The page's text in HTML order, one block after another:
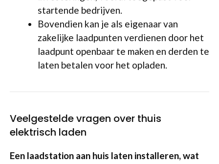
startende bedrijven.
Bovendien kan je als eigenaar van
zakelijke laadpunten verdienen door het
laadpunt openbaar te maken en derden te
laten betalen voor het opladen.
Veelgestelde vragen over thuis
elektrisch laden
Een laadstation aan huis laten installeren, wat